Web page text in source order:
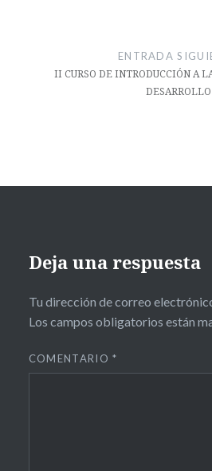
ENTRADA
II CURSO DE INTRODUCCIÓN A
DESARROLLO
Deja una respuesta
Tu dirección de correo
Los campos obligatorios están
COMENTARIO*